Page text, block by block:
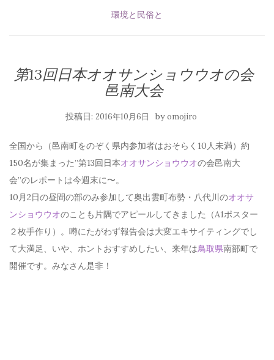
環境と民俗と
第13回日本オオサンショウウオの会
邑南大会
投稿日: 2016年10月6日 byomojiro
全国から（邑南町をのぞく県内参加者はおそらく10人未満）約
150名が集まった”第13回日本オオサンショウウオの会邑南大
会”のレポートは今週末に〜。
10月2日の昼間の部のみ参加して奥出雲町布勢・八代川のオオサ
ンショウウオのことも片隅でアピールしてきました（A1ポスター
２枚手作り）。噂にたがわず報告会は大変エキサイティングでし
て大満足、いや、ホントおすすめしたい、来年は鳥取県南部町で
開催です。みなさん是非！